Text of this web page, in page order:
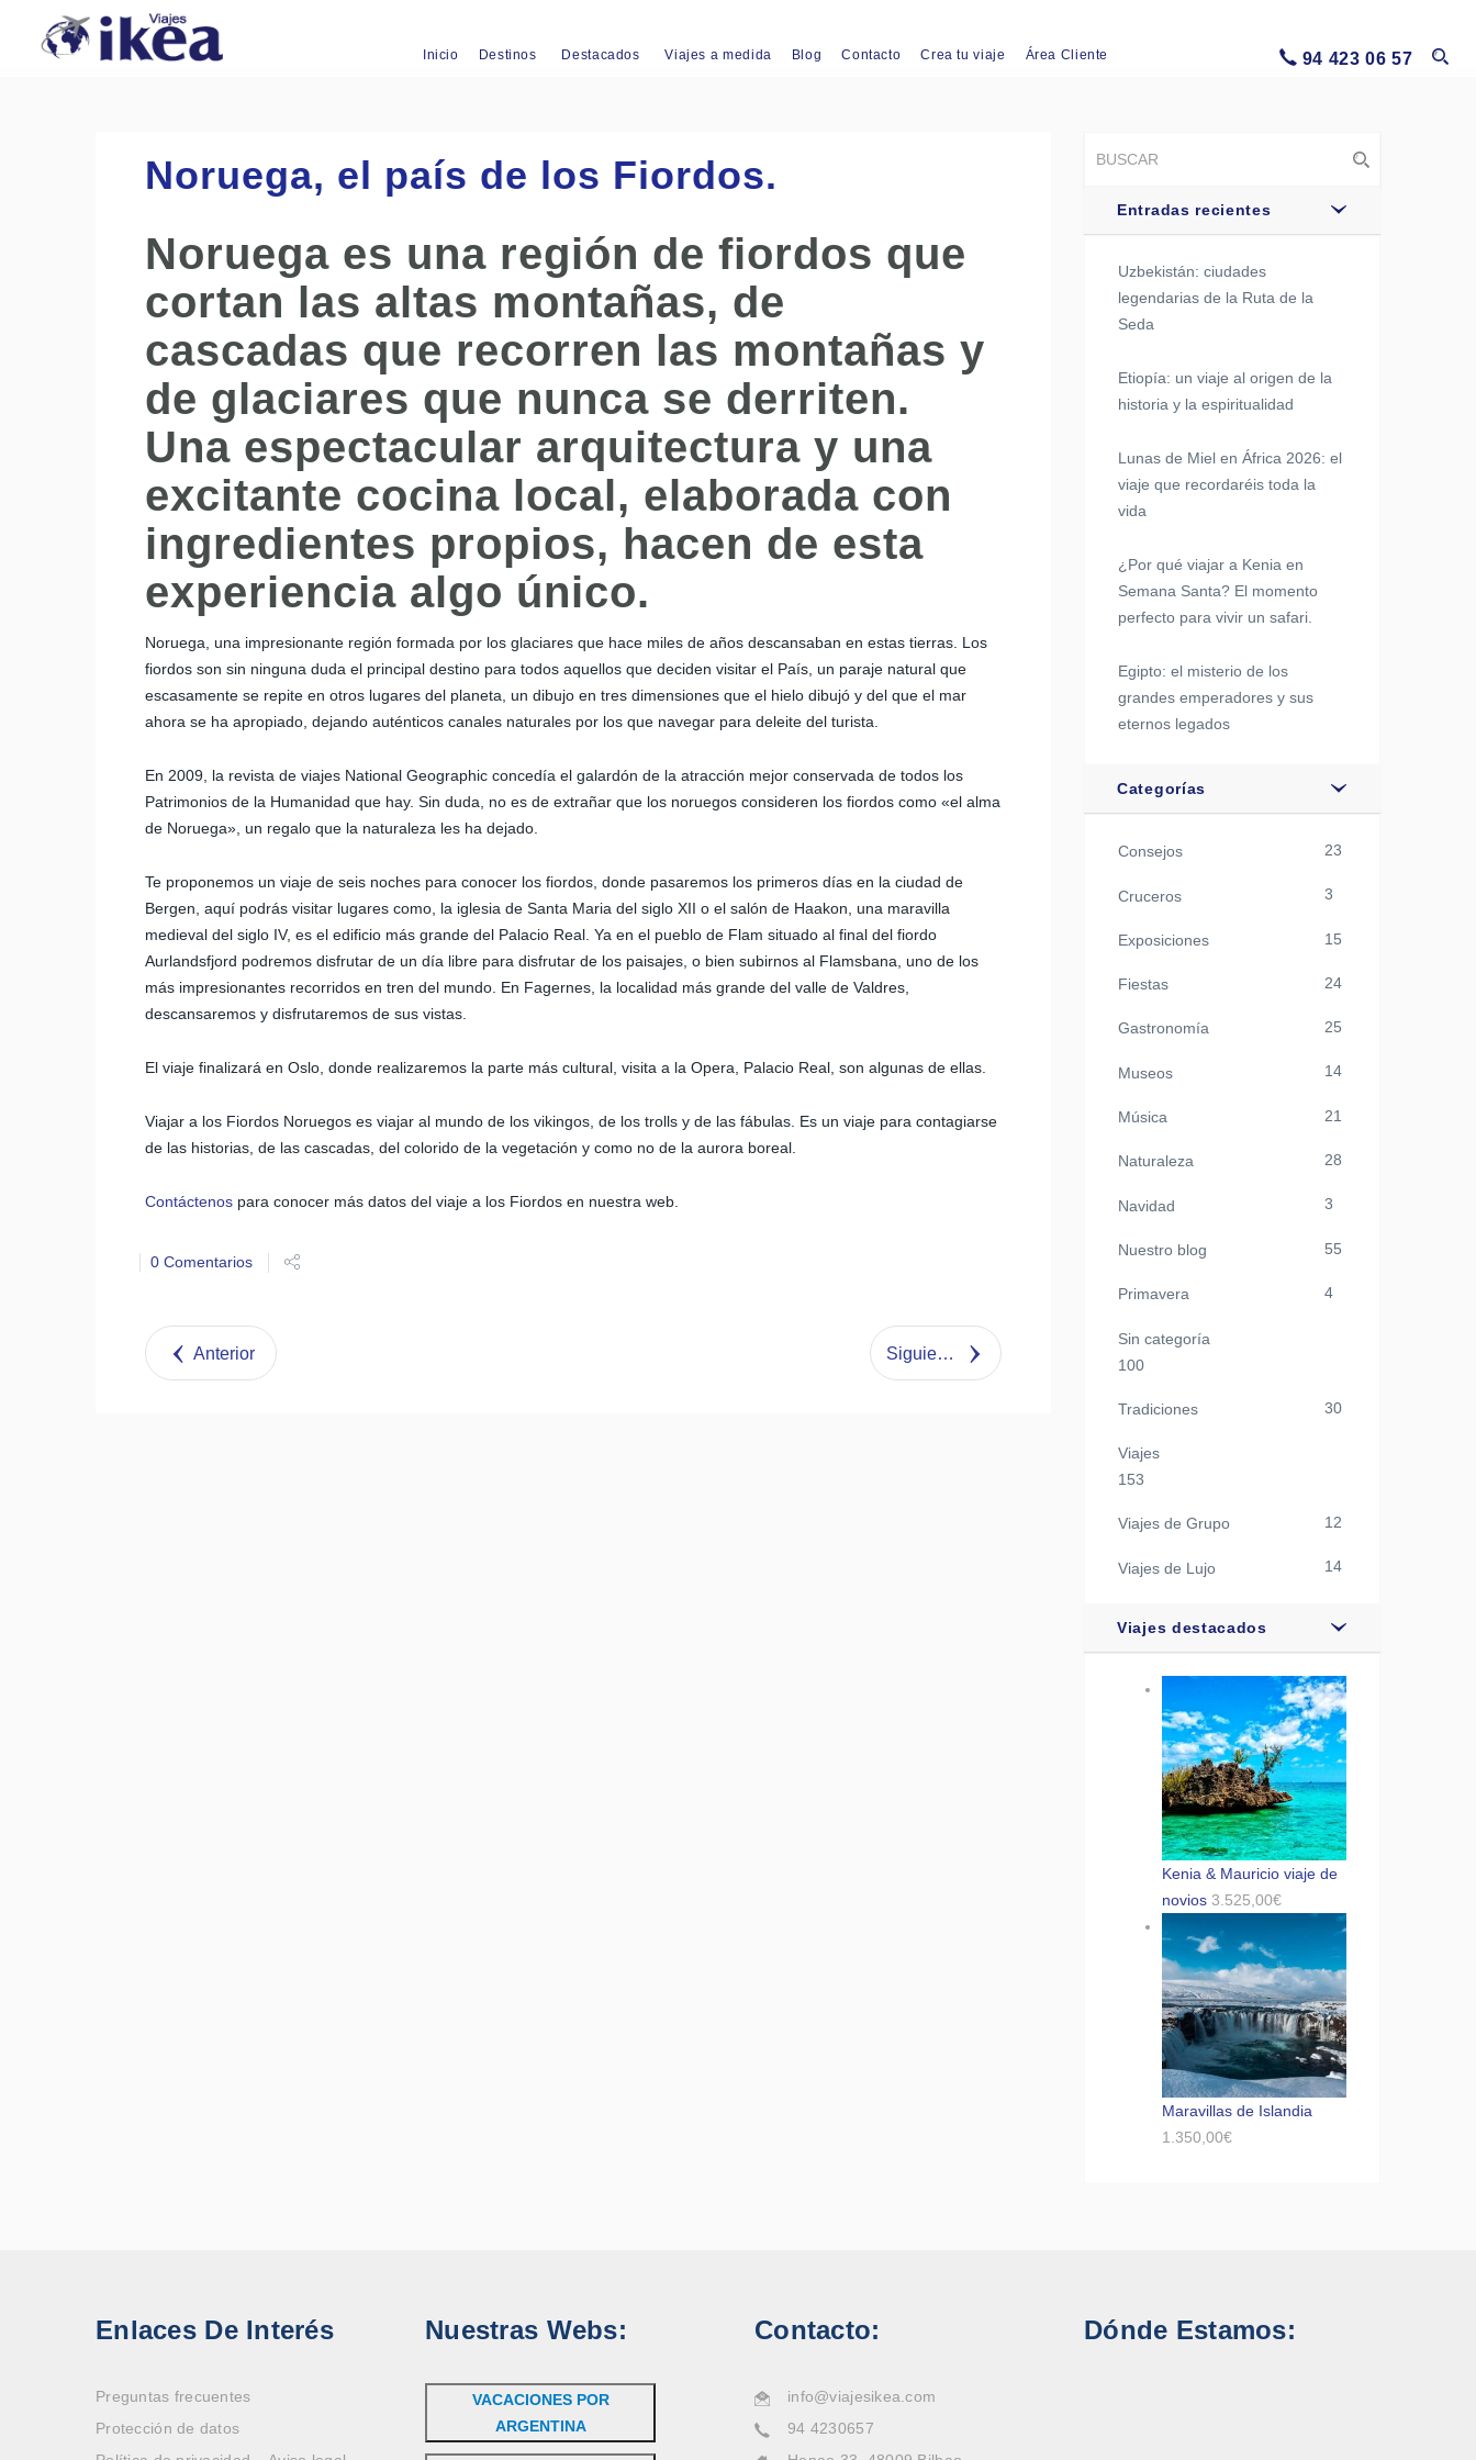
Inicio Destinos Destacados Viajes a medida Blog Contacto Crea tu viaje Área Cliente 94 423 06 57
Noruega, el país de los Fiordos.
Noruega es una región de fiordos que
cortan las altas montañas, de
cascadas que recorren las montañas y
de glaciares que nunca se derriten.
Una espectacular arquitectura y una
excitante cocina local, elaborada con
ingredientes propios, hacen de esta
experiencia algo único.
Noruega, una impresionante región formada por los glaciares que hace miles de años descansaban en estas tierras. Los
fiordos son sin ninguna duda el principal destino para todos aquellos que deciden visitar el País, un paraje natural que
escasamente se repite en otros lugares del planeta, un dibujo en tres dimensiones que el hielo dibujó y del que el mar
ahora se ha apropiado, dejando auténticos canales naturales por los que navegar para deleite del turista.
En 2009, la revista de viajes National Geographic concedía el galardón de la atracción mejor conservada de todos los
Patrimonios de la Humanidad que hay. Sin duda, no es de extrañar que los noruegos consideren los fiordos como «el alma
de Noruega», un regalo que la naturaleza les ha dejado.
Te proponemos un viaje de seis noches para conocer los fiordos, donde pasaremos los primeros días en la ciudad de
Bergen, aquí podrás visitar lugares como, la iglesia de Santa Maria del siglo XII o el salón de Haakon, una maravilla
medieval del siglo IV, es el edificio más grande del Palacio Real. Ya en el pueblo de Flam situado al final del fiordo
Aurlandsfjord podremos disfrutar de un día libre para disfrutar de los paisajes, o bien subirnos al Flamsbana, uno de los
más impresionantes recorridos en tren del mundo. En Fagernes, la localidad más grande del valle de Valdres,
descansaremos y disfrutaremos de sus vistas.
El viaje finalizará en Oslo, donde realizaremos la parte más cultural, visita a la Opera, Palacio Real, son algunas de ellas.
Viajar a los Fiordos Noruegos es viajar al mundo de los vikingos, de los trolls y de las fábulas. Es un viaje para contagiarse
de las historias, de las cascadas, del colorido de la vegetación y como no de la aurora boreal.
Contáctenos para conocer más datos del viaje a los Fiordos en nuestra web.
0 Comentarios
Anterior Siguiente
Entradas recientes
Uzbekistán: ciudades
legendarias de la Ruta de la
Seda
Etiopía: un viaje al origen de la
historia y la espiritualidad
Lunas de Miel en África 2026: el
viaje que recordaréis toda la
vida
¿Por qué viajar a Kenia en
Semana Santa? El momento
perfecto para vivir un safari.
Egipto: el misterio de los
grandes emperadores y sus
eternos legados
Categorías
Consejos 23
Cruceros 3
Exposiciones 15
Fiestas 24
Gastronomía 25
Museos 14
Música 21
Naturaleza 28
Navidad 3
Nuestro blog 55
Primavera 4
Sin categoría
100
Tradiciones 30
Viajes
153
Viajes de Grupo 12
Viajes de Lujo 14
Viajes destacados
Kenia & Mauricio viaje de
novios 3.525,00€
Maravillas de Islandia
1.350,00€
Enlaces De Interés
Preguntas frecuentes
Protección de datos
Nuestras Webs:
VACACIONES POR
ARGENTINA
Contacto:
info@viajesikea.com
94 4230657
Dónde Estamos: